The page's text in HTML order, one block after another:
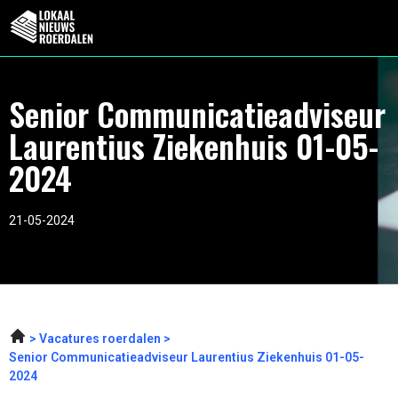
Senior Communicatieadviseur
Laurentius Ziekenhuis 01-05-
2024
21-05-2024
Vacatures roerdalen
Senior Communicatieadviseur Laurentius Ziekenhuis 01-05-
2024